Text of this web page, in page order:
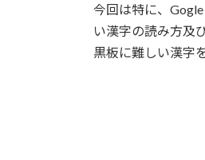
今回は特に、
い漢字の読み方及
黒板に難しい漢字